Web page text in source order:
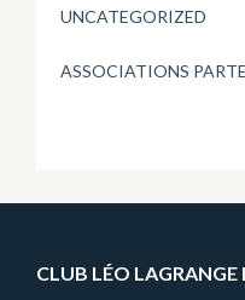
UNCATEGORIZED
ASSOCIATIONS
CLUB LÉO LAGRANGE